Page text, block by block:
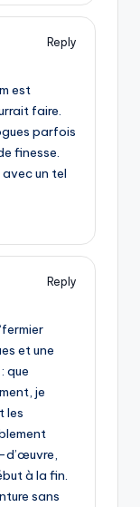
Reply
est
faire.
parfois
finesse.
un tel
Reply
et une
que
je
les
d’œuvre,
à la fin.
sans